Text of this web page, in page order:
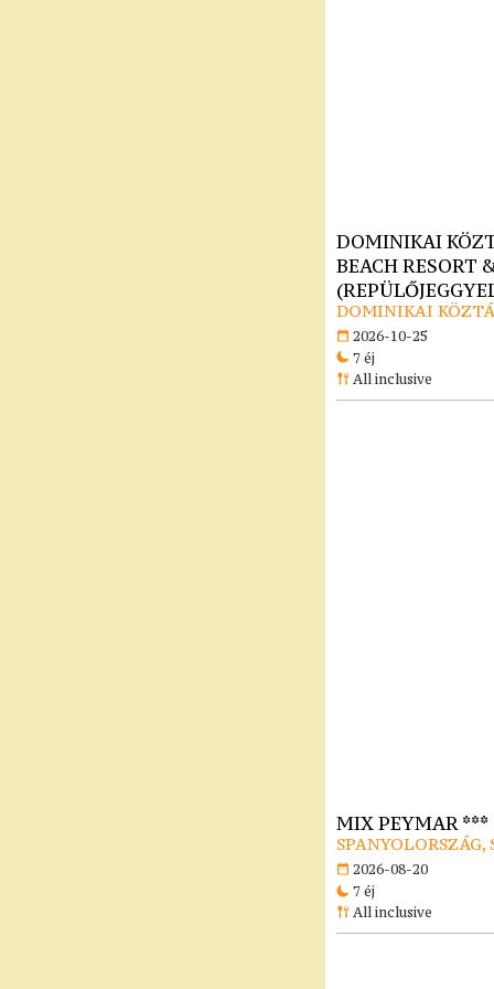
DOMINIKAI
BEACH RESORT
DOMINIKAI
2026-10-25
7 éj
All inclusive
MIX PEYMAR ***
2026-08-20
7 éj
All inclusive